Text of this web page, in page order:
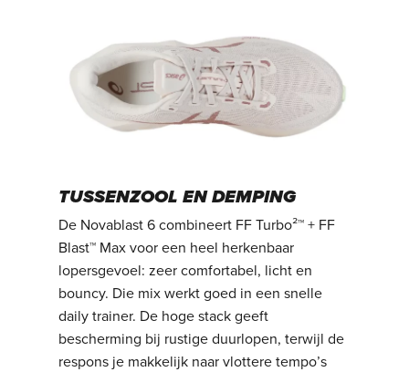
TUSSENZOOL EN DEMPING
De Novablast 6 combineert FF Turbo²™ + FF
Blast™ Max voor een heel herkenbaar
lopersgevoel: zeer comfortabel, licht en
bouncy. Die mix werkt goed in een snelle
daily trainer. De hoge stack geeft
bescherming bij rustige duurlopen, terwijl de
respons je makkelijk naar vlottere tempo’s